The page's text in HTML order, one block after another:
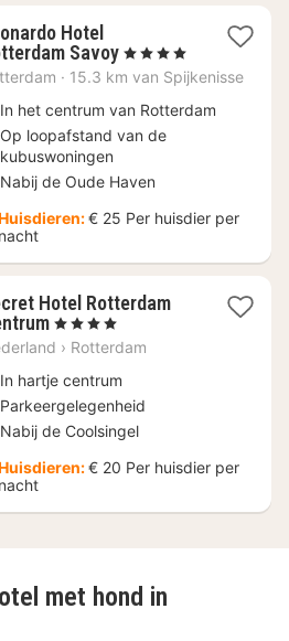
Hotel
Savoy1
nacht
€
58,28
, 4 Sterren
· 15.3 km van Spijkenisse
In het centrum van Rotterdam
Op loopafstand van de
kubuswoningen
Nabij de Oude Haven
€ 25 Per huisdier per
nacht
Hotel Rotterdam
2
nachten
€
121
, 4 Sterren
› Rotterdam
In hartje centrum
Parkeergelegenheid
Nabij de Coolsingel
€ 20 Per huisdier per
nacht
met hond in